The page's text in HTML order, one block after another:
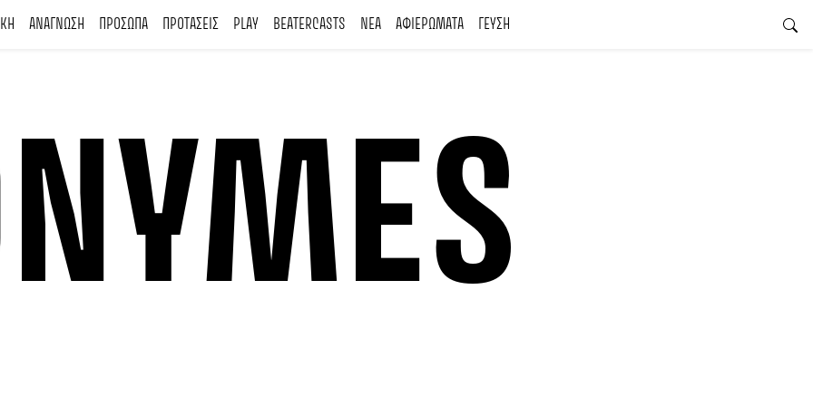
ΑΝΑΓΝΩΣΗ ΠΡΟΣΩΠΑ ΠΡΟΤΑΣΕΙΣ PLAY BEATERCASTS ΝΕΑ ΑΦΙΕΡΩΜΑΤΑ ΓΕΥΣΗ